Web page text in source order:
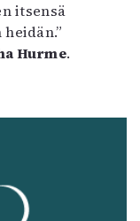
itsensä
Hurme.